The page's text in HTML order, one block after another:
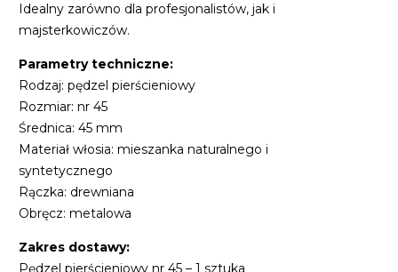
Idealny zarówno dla profesjonalistów, jak i
majsterkowiczów.
Parametry techniczne:
Rodzaj: pędzel pierścieniowy
Rozmiar: nr 45
Średnica: 45 mm
Materiał włosia: mieszanka naturalnego i
syntetycznego
Rączka: drewniana
Obręcz: metalowa
Zakres dostawy:
Pędzel pierścieniowy nr 45 – 1 sztuka